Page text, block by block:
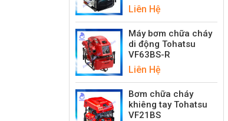
Liên Hệ
Máy bơm chữa cháy
di động Tohatsu
VF63BS-R
Liên Hệ
Bơm chữa cháy
khiêng tay Tohatsu
VF21BS